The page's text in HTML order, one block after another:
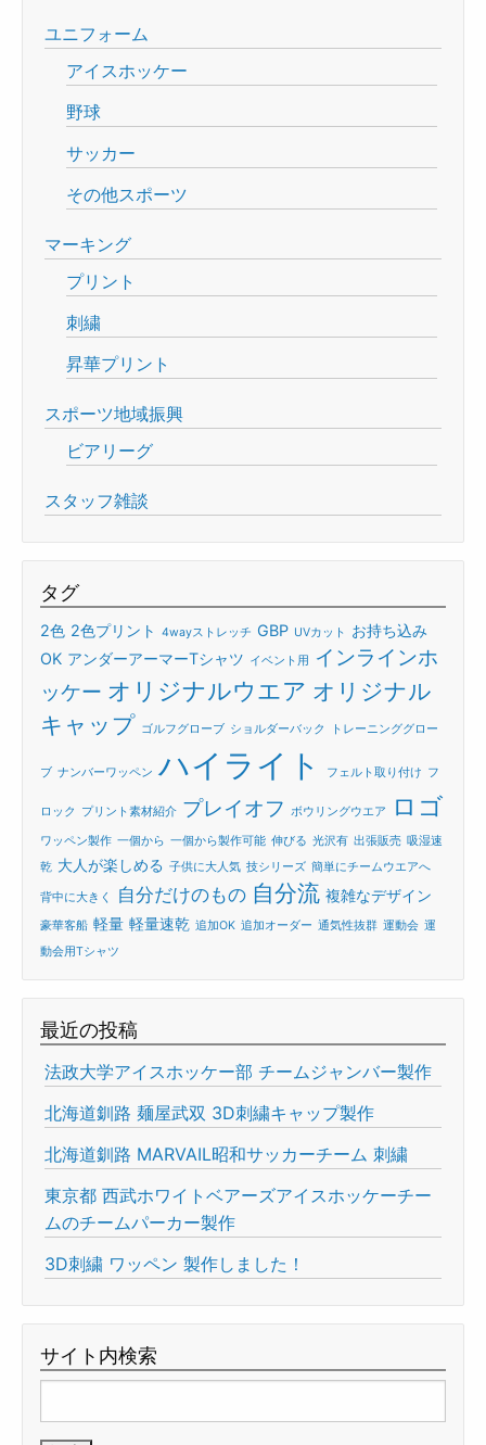
ユニフォーム
アイスホッケー
野球
サッカー
その他スポーツ
マーキング
プリント
刺繍
昇華プリント
スポーツ地域振興
ビアリーグ
スタッフ雑談
タグ
2色 2色プリント 4wayストレッチ GBP UVカット
お持ち込み
OK アンダーアーマーTシャツ イベント用
インラインホ
ッケー オリジナルウエア オリジナル
キャップ ゴルフグローブ ショルダーバック トレーニンググロー
ブ ナンバーワッペン ハイライト フェルト取り付け フ
ロック プリント素材紹介 プレイオフ ボウリングウエア ロゴ
ワッペン製作 一個から 一個から製作可能 伸びる 光沢有 出張販売 吸湿速
乾 大人が楽しめる 子供に大人気 技シリーズ 簡単にチームウエアへ
背中に大きく 自分だけのもの 自分流 複雑なデザイン
豪華客船 軽量 軽量速乾 追加OK 追加オーダー 通気性抜群 運動会 運
動会用Tシャツ
最近の投稿
法政大学アイスホッケー部 チームジャンバー製作
北海道釧路 麺屋武双 3D刺繍キャップ製作
北海道釧路 MARVAIL昭和サッカーチーム 刺繍
東京都 西武ホワイトベアーズアイスホッケーチー
ムのチームパーカー製作
3D刺繍 ワッペン 製作しました！
サイト内検索
索: